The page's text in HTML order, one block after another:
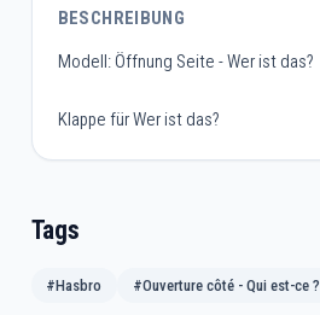
BESCHREIBUNG
Modell: Öffnung Seite - Wer ist das?
Klappe für Wer ist das?
Tags
#Hasbro #Ouverture côté - Qui est-ce ?